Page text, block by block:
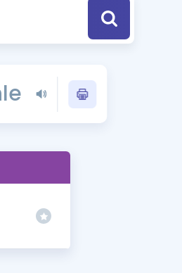
ve Kitaplara Özel Fırsatlar
YÖKDİL Tüm Sınavlarla İlgili Haberler
Gramer
Gramer ve Konu Anlatımı